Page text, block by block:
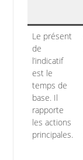
Le présent
de
l’indicatif
est le
temps de
base. Il
rapporte
les actions
principales.